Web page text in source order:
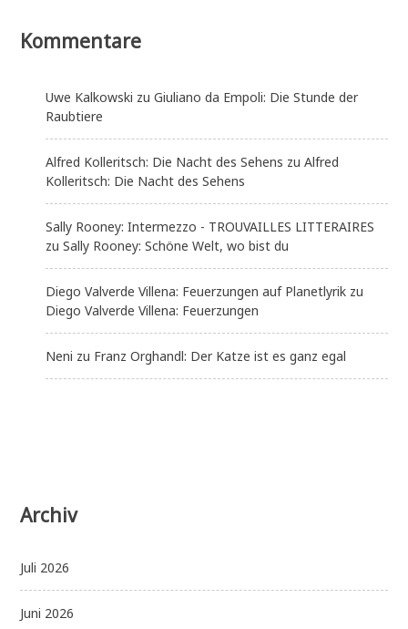
Kommentare
Uwe Kalkowski zuGiuliano da Empoli: Die Stunde der
Raubtiere
Alfred Kolleritsch: Die Nacht des Sehens zuAlfred
Kolleritsch: Die Nacht des Sehens
Sally Rooney: Intermezzo - TROUVAILLES LITTERAIRES
zuSally Rooney: Schöne Welt, wo bist du
Diego Valverde Villena: Feuerzungen auf Planetlyrik zu
Diego Valverde Villena: Feuerzungen
Neni zu Franz Orghandl: Der Katze ist es ganz egal
Archiv
Juli 2026
Juni 2026